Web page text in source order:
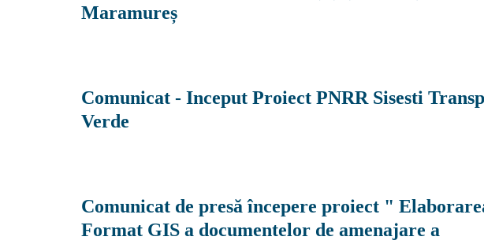
Maramureș
Comunicat - Inceput Proiect PNRR Sisesti
Verde
Comunicat de presă începere proiect "
Format GIS a documentelor de amenajare a